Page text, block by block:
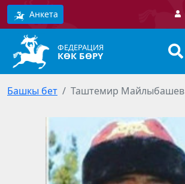
Анкета
ФЕДЕРАЦИЯ
КӨК БӨРҮ
Башкы бет Таштемир Майлыбашев